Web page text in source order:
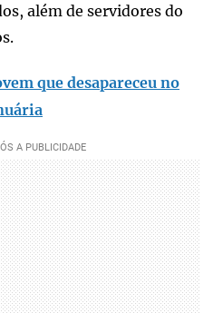
além de servidores do
que desapareceu no